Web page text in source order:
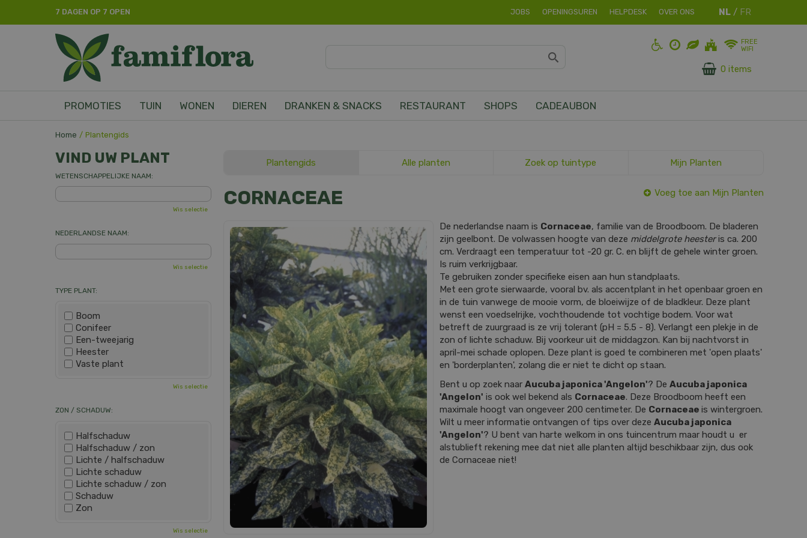
Home Plantengids
7 DAGEN OP 7 OPEN JOBS OPENINGSUREN HELPDESK OVER ONS
FREE
WIFI
0 items
PROMOTIES TUIN WONEN DIEREN DRANKEN & SNACKS RESTAURANT SHOPS CADEAUBON
Plantengids Alle planten Zoek op tuintype Mijn Planten
CORNACEAE Voeg toe aan Mijn Planten
De nederlandse naam is Cornaceae, familie van de Broodboom. De bladeren
zijn geelbont. De volwassen hoogte van deze middelgrote heesteris ca. 200
cm. Verdraagt een temperatuur tot -20 gr. C. en blijft de gehele winter groen.
Is ruim verkrijgbaar.
Te gebruiken zonder specifieke eisen aan hun standplaats.
Met een grote sierwaarde, vooral bv. als accentplant in het openbaar groen en
in de tuin vanwege de mooie vorm, de bloeiwijze of de bladkleur. Deze plant
wenst een voedselrijke, vochthoudende tot vochtige bodem. Voor wat
betreft de zuurgraad is ze vrij tolerant (pH = 5.5 - 8). Verlangt een plekje in de
zon of lichte schaduw. Bij voorkeur uit de middagzon. Kan bij nachtvorst in
april-mei schade oplopen. Deze plant is goed te combineren met 'open plaats'
en 'borderplanten', zolang die er niet te dicht op staan.
Bent u op zoek naar Aucuba japonica 'Angelon'? De Aucuba japonica
'Angelon' is ook wel bekend als Cornaceae. Deze Broodboom heeft een
maximale hoogt van ongeveer 200 centimeter. De Cornaceae is wintergroen.
Wilt u meer informatie ontvangen of tips over deze Aucuba japonica
'Angelon'? U bent van harte welkom in ons tuincentrum maar houdt u er
alstublieft rekening mee dat niet alle planten altijd beschikbaar zijn, dus ook
de Cornaceae niet!
VIND UW PLANT
WETENSCHAPPELIJKE NAAM:
Wis selectie
NEDERLANDSE NAAM:
Wis selectie
TYPE PLANT:
Boom
Conifeer
Een-tweejarig
Heester
Vaste plant
Wis selectie
ZON / SCHADUW:
Halfschaduw
Halfschaduw / zon
Lichte / halfschaduw
Lichte schaduw
Lichte schaduw / zon
Schaduw
Zon
Wis selectie